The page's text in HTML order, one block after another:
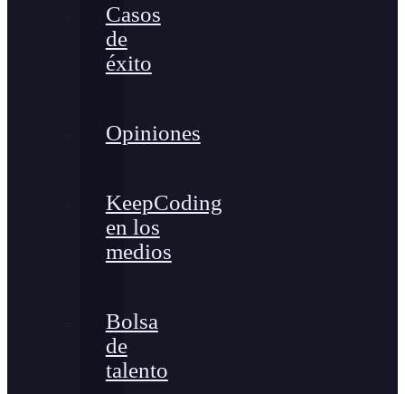
Casos
de
éxito
Opiniones
KeepCoding
en los
medios
Bolsa
de
talento